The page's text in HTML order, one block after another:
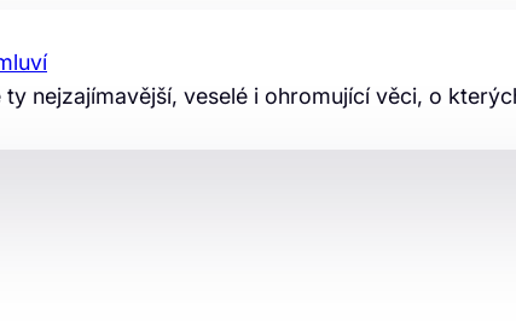
ty nejzajímavější, veselé i ohromující věci, o